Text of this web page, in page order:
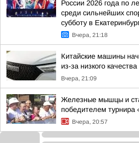
России 2026 года по
среди сильнейших
субботу в
Вчера, 21:18
Китайские машины
из-за низкого
Вчера, 21:09
Железные мышцы и
победителем
Вчера, 20:57